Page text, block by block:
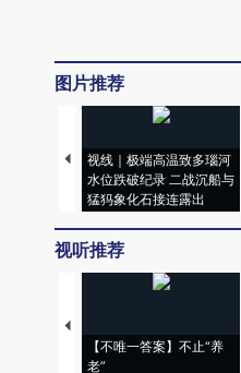
图片推荐
视线｜极端高温致多瑙河
水位跌破纪录 二战沉船与
猛犸象化石接连露出
视听推荐
【不唯一答案】不止“养
老”